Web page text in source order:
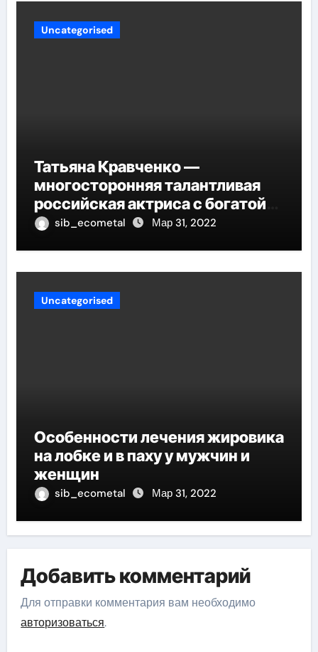
Uncategorised
Татьяна Кравченко —
многосторонняя талантливая
российская актриса с богатой
биографией и успешной
sib_ecometal Мар 31, 2022
Uncategorised
Особенности лечения жировика
на лобке и в паху у мужчин и
женщин
sib_ecometal Мар 31, 2022
Добавить комментарий
Для отправки комментария вам необходимо
авторизоваться.